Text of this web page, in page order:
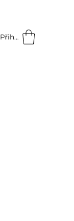
Přihlásit se